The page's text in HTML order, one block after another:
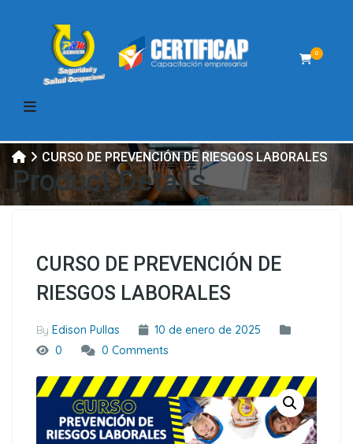
0
CURSO DE PREVENCIÓN DE RIESGOS LABORALES
Product Details
CURSO DE PREVENCIÓN DE
RIESGOS LABORALES
By Edison Pullas
10 de enero de 2025
0
0 Comments